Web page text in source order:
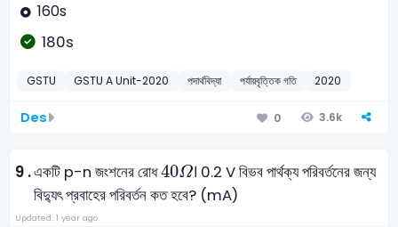
160s
180s
GSTU GSTU A Unit-2020 পদার্থবিদ্যা পর্যায়বৃত্তিক গতি 2020
Des 0 3.6k
9 .একটি p-n জংশনের রোধ40Ω
40Ω। 0.2 V বিভব পার্থক্য পরিবর্তনের জন্য
বিদ্যুৎ প্রবাহের পরিবর্তন কত হবে? (mA)
Updated: 1 year ago